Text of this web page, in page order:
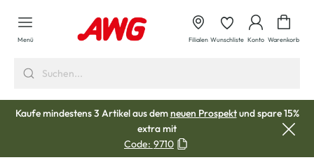
springen
Menü Filialen Wunschliste Konto Warenkorb
Kaufe mindestens 3 Artikel aus demneuen Prospektund spare 15%
extra mit
Code: 9710